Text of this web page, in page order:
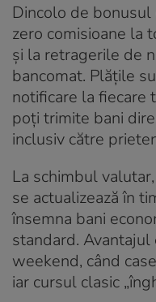
Dincolo de
zero comisioane la
și la retragerile de
bancomat. Plățile
notificare la fiecare
poți trimite bani
inclusiv către
La schimbul
se actualizează în
însemna bani
standard. Avantajul
weekend, când
iar cursul clasic